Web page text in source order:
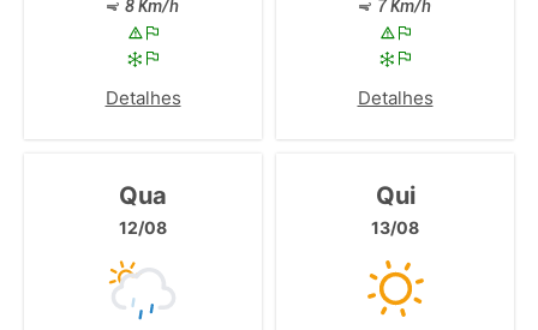
8 Km/h
Detalhes
7 Km/h
Detalhes
Qua
12/08
Qui
13/08